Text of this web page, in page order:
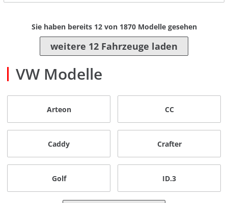
Sie haben bereits 12von 1870Modelle gesehen
weitere 12 Fahrzeuge laden
VW Modelle
Arteon CC
Caddy Crafter
Golf ID.3